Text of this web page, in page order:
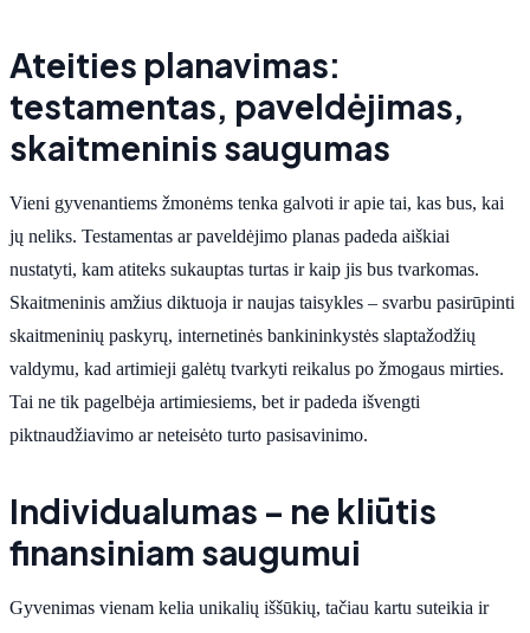
Ateities planavimas:
testamentas, paveldėjimas,
skaitmeninis saugumas
Vieni gyvenantiems žmonėms tenka galvoti ir apie tai, kas bus, kai
jų neliks. Testamentas ar paveldėjimo planas padeda aiškiai
nustatyti, kam atiteks sukauptas turtas ir kaip jis bus tvarkomas.
Skaitmeninis amžius diktuoja ir naujas taisykles – svarbu pasirūpinti
skaitmeninių paskyrų, internetinės bankininkystės slaptažodžių
valdymu, kad artimieji galėtų tvarkyti reikalus po žmogaus mirties.
Tai ne tik pagelbėja artimiesiems, bet ir padeda išvengti
piktnaudžiavimo ar neteisėto turto pasisavinimo.
Individualumas – ne kliūtis
finansiniam saugumui
Gyvenimas vienam kelia unikalių iššūkių, tačiau kartu suteikia ir